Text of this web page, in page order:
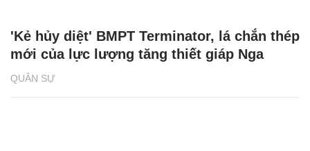
QUÂN SỰ
'Kẻ hủy diệt' BMPT Terminator, lá chắn thép
mới của lực lượng tăng thiết giáp Nga